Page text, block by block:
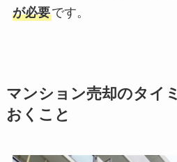
が必要です。
マンション売却のタイ
おくこと